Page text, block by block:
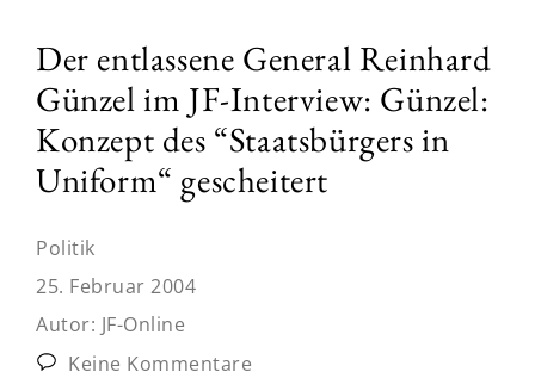
Der entlassene General Reinhard
Günzel im JF-Interview: Günzel:
Konzept des “Staatsbürgers in
Uniform“ gescheitert
Politik
25. Februar 2004
Autor: JF-Online
Keine Kommentare